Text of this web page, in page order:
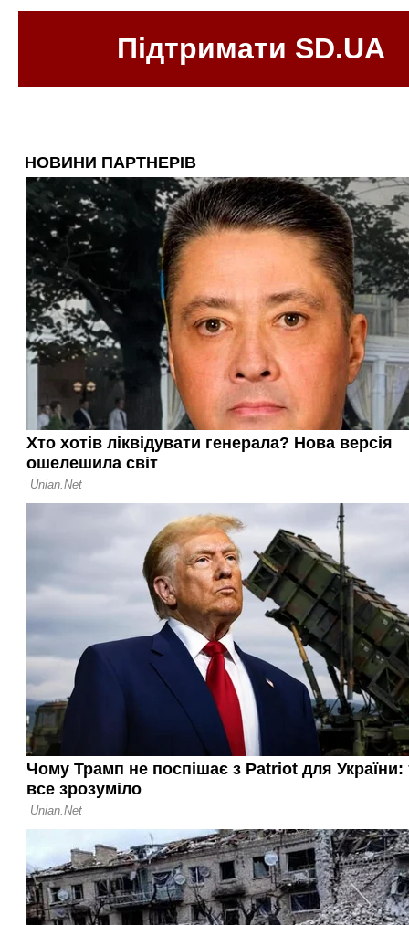
Підтримати SD.UA